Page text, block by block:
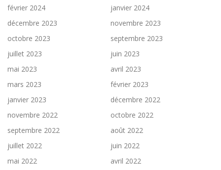
février 2024
janvier 2024
décembre 2023
novembre 2023
octobre 2023
septembre 2023
juillet 2023
juin 2023
mai 2023
avril 2023
mars 2023
février 2023
janvier 2023
décembre 2022
novembre 2022
octobre 2022
septembre 2022
août 2022
juillet 2022
juin 2022
mai 2022
avril 2022